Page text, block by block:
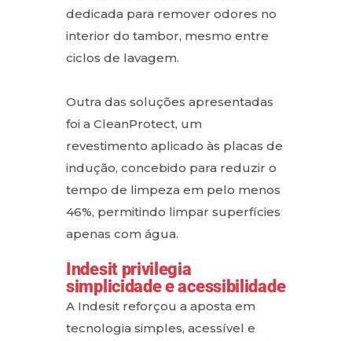
dedicada para remover odores no
interior do tambor, mesmo entre
ciclos de lavagem.
Outra das soluções apresentadas
foi a CleanProtect, um
revestimento aplicado às placas de
indução, concebido para reduzir o
tempo de limpeza em pelo menos
46%, permitindo limpar superfícies
apenas com água.
Indesit privilegia
simplicidade e acessibilidade
A Indesit reforçou a aposta em
tecnologia simples, acessível e